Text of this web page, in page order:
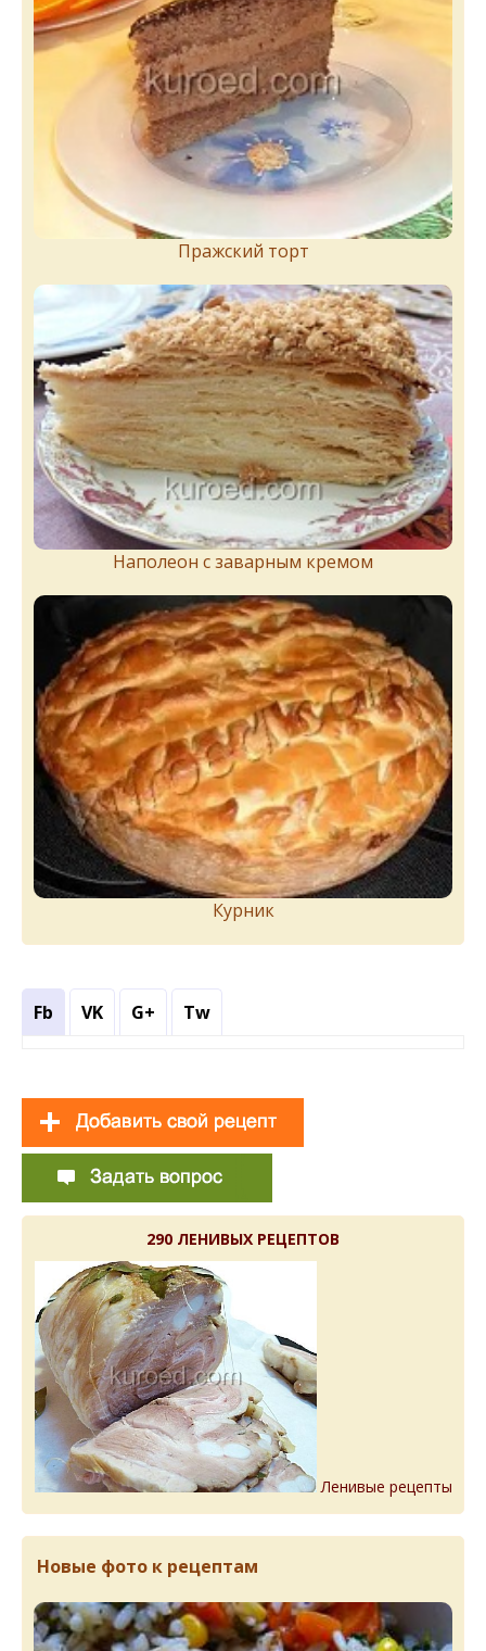
Пражский торт
Наполеон с заварным кремом
Курник
Fb VK G+ Tw
290 ЛЕНИВЫХ РЕЦЕПТОВ
Ленивые рецепты
Новые фото к рецептам